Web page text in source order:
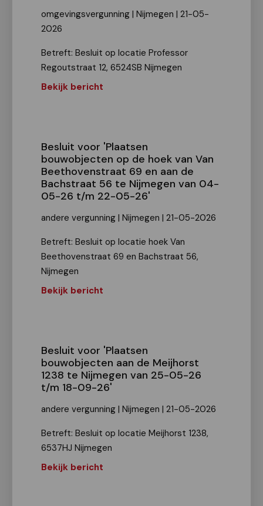
omgevingsvergunning | Nijmegen | 21-05-
2026
Betreft: Besluit op locatie Professor
Regoutstraat 12, 6524SB Nijmegen
Bekijk bericht
Besluit voor 'Plaatsen
bouwobjecten op de hoek van Van
Beethovenstraat 69 en aan de
Bachstraat 56 te Nijmegen van 04-
05-26 t/m 22-05-26'
andere vergunning | Nijmegen | 21-05-2026
Betreft: Besluit op locatie hoek Van
Beethovenstraat 69 en Bachstraat 56,
Nijmegen
Bekijk bericht
Besluit voor 'Plaatsen
bouwobjecten aan de Meijhorst
1238 te Nijmegen van 25-05-26
t/m 18-09-26'
andere vergunning | Nijmegen | 21-05-2026
Betreft: Besluit op locatie Meijhorst 1238,
6537HJ Nijmegen
Bekijk bericht